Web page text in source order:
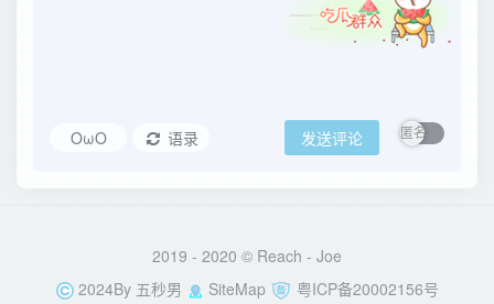
OωO 语录 发送评论
2019 - 2020 © Reach - Joe
2024By 五秒男 SiteMap 粤ICP备20002156号